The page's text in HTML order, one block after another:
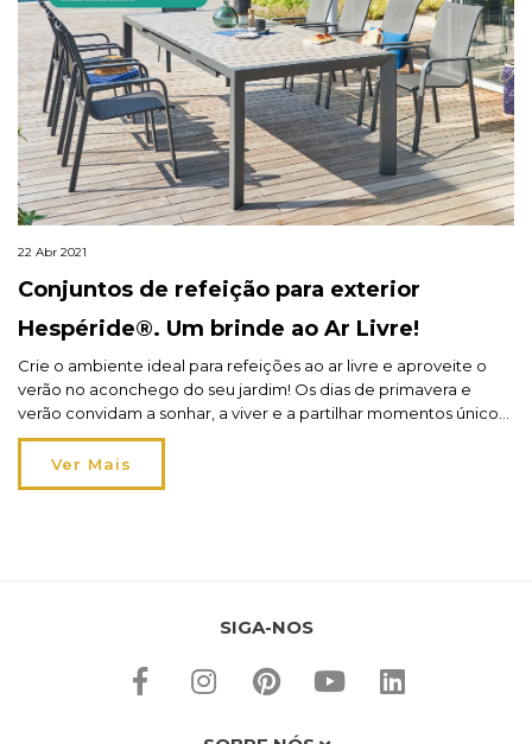
22 Abr 2021
Conjuntos de refeição para exterior
Hespéride®. Um brinde ao Ar Livre!
Crie o ambiente ideal para refeições ao ar livre e aproveite o
verão no aconchego do seu jardim! Os dias de primavera e
verão convidam a sonhar, a viver e a partilhar momentos únicos
de bem-estar ao ar livre! Os convívios familiares à mesa, as
refeições banhadas pelo sol ou pelo luar, ou até mesmo […]
Ver Mais
SIGA-NOS